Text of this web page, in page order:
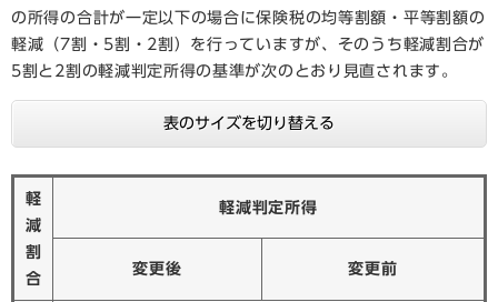
の所得の合計が一定以下の場合に保険税の均等割額・平等割額の
軽減（7割・5割・2割）を行っていますが、そのうち軽減割合が
5割と2割の軽減判定所得の基準が次のとおり見直されます。
表のサイズを切り替える
軽
減
割
合
軽減判定所得
変更後 変更前